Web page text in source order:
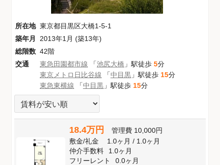
所在地 東京都目黒区大橋1-5-1
築年月
2013年1月 (築13年)
総階数 42階
交通
東急田園都市線 「池尻大橋 」駅徒歩 5分
東京メトロ日比谷線 「中目黒 」駅徒歩 15分
東急東横線 「中目黒 」駅徒歩 15分
18.4万円 管理費 10,000円
敷金/礼金 1.0ヶ月/ 1.0ヶ月
仲介手数料
1.0ヶ月
フリーレント
0.0ヶ月